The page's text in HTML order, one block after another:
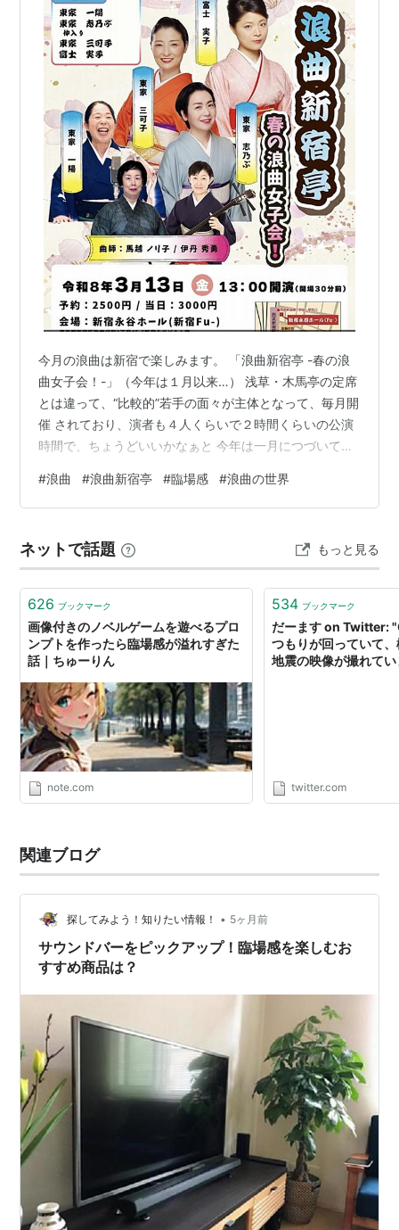
今月の浪曲は新宿で楽しみます。 「浪曲新宿亭 -春の浪
曲女子会！-」（今年は１月以来…） 浅草・木馬亭の定席
とは違って、“比較的”若手の面々が主体となって、毎月開
催 されており、演者も４人くらいで２時間くらいの公演
時間で、ちょうどいいかなぁと 今年は一月につづいての
女子会」と銘打っての華やかな雰囲気で…（ちょっと客
席は寂しかった ですけど）いつものように最前列で、こ
りの浪曲を楽しめます。 開口一番は東家一陽さんで「一
休婿入り」 とんちの効いた一休和尚が婿入りで一
計・・・以前にも拝聴したことあ…
#浪曲 #浪曲新宿亭 #臨場感 #浪曲の世界
ネットで話題 もっと見る
626 ブックマーク
画像付きのノベルゲームを遊べるプロ
ンプトを作ったら臨場感が溢れすぎた
話｜ちゅーりん
note.com
534 ブックマーク
だーます on Twitter:
つもりが回っていて
地震の映像が撮れて
twitter.com
関連ブログ
探してみよう！知りたい情報！ • 5ヶ月前
サウンドバーをピックアップ！臨場感を楽しむお
すすめ商品は？